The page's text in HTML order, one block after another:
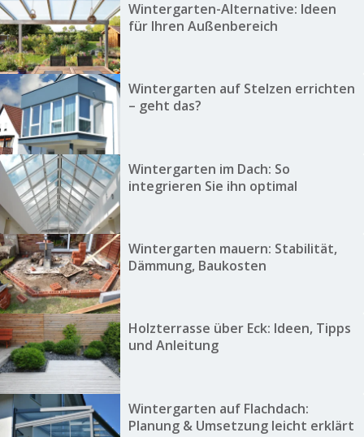
Wintergarten-Alternative: Ideen
für Ihren Außenbereich
Wintergarten auf Stelzen errichten
– geht das?
Wintergarten im Dach: So
integrieren Sie ihn optimal
Wintergarten mauern: Stabilität,
Dämmung, Baukosten
Holzterrasse über Eck: Ideen, Tipps
und Anleitung
Wintergarten auf Flachdach:
Planung & Umsetzung leicht erklärt